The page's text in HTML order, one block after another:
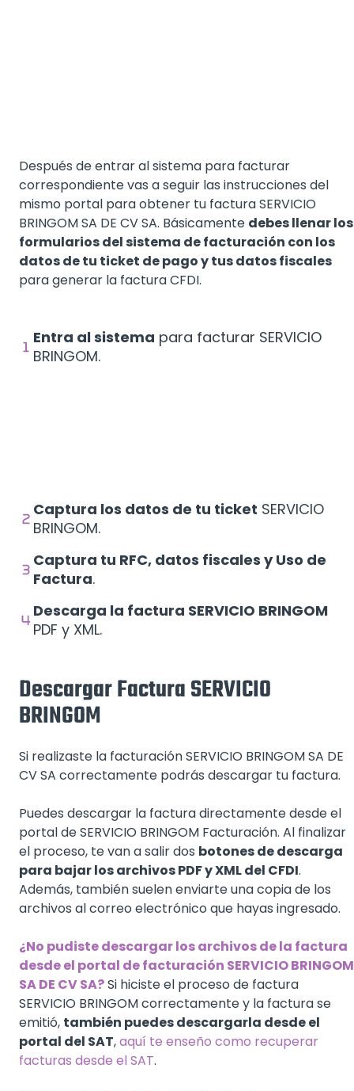
Después de entrar al sistema para facturar
correspondiente vas a seguir las instrucciones del
mismo portal para obtener tu factura SERVICIO
BRINGOM SA DE CV SA. Básicamente debes llenar los
formularios del sistema de facturación con los
datos de tu ticket de pago y tus datos fiscales
para generar la factura CFDI.
Entra al sistema para facturar SERVICIO
BRINGOM.
Captura los datos de tu ticket SERVICIO
BRINGOM.
Captura tu RFC, datos fiscales y Uso de
Factura.
Descarga la factura SERVICIO BRINGOM
PDF y XML.
Descargar Factura SERVICIO
BRINGOM
Si realizaste la facturación SERVICIO BRINGOM SA DE
CV SA correctamente podrás descargar tu factura.
Puedes descargar la factura directamente desde el
portal de SERVICIO BRINGOM Facturación. Al finalizar
el proceso, te van a salir dos botones de descarga
para bajar los archivos PDF y XML del CFDI.
Además, también suelen enviarte una copia de los
archivos al correo electrónico que hayas ingresado.
¿No pudiste descargar los archivos de la factura
desde el portal de facturación SERVICIO BRINGOM
SA DE CV SA?Si hiciste el proceso de factura
SERVICIO BRINGOM correctamente y la factura se
emitió, también puedes descargarla desde el
portal del SAT,aquí te enseño como recuperar
facturas desde el SAT.